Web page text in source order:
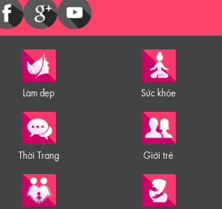
Làm đẹp Sức khỏe
Thời Trang Giới trẻ